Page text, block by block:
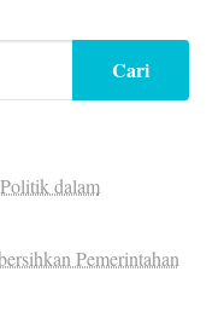
Cari
dalam
Pemerintahan